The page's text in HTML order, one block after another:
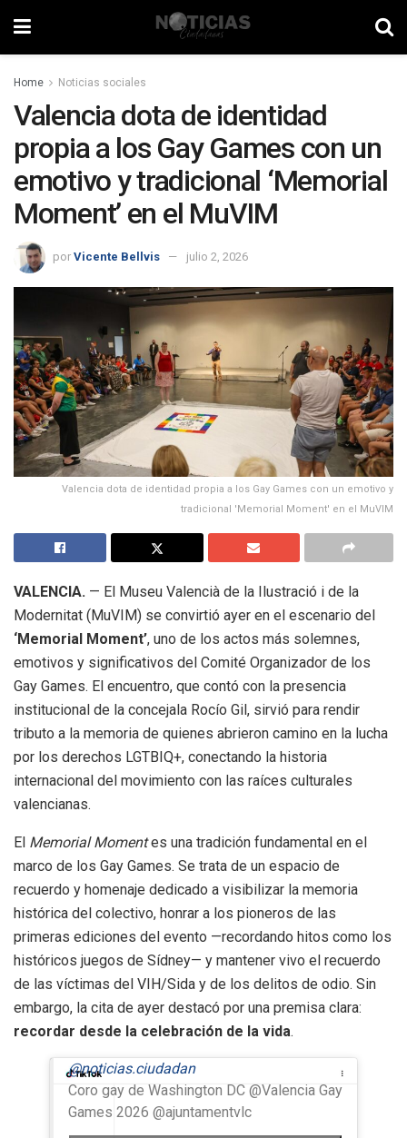
Home Noticias sociales
Valencia dota de identidad
propia a los Gay Games con un
emotivo y tradicional ‘Memorial
Moment’ en el MuVIM
por Vicente Bellvis julio 2, 2026
Valencia dota de identidad propia a los Gay Games con un emotivo y
tradicional 'Memorial Moment' en el MuVIM
VALENCIA. — El Museu Valencià de la Ilustració i de la
Modernitat (MuVIM) se convirtió ayer en el escenario del
‘Memorial Moment’, uno de los actos más solemnes,
emotivos y significativos del Comité Organizador de los
Gay Games. El encuentro, que contó con la presencia
institucional de la concejala Rocío Gil, sirvió para rendir
tributo a la memoria de quienes abrieron camino en la lucha
por los derechos LGTBIQ+, conectando la historia
internacional del movimiento con las raíces culturales
valencianas.
El Memorial Momentes una tradición fundamental en el
marco de los Gay Games. Se trata de un espacio de
recuerdo y homenaje dedicado a visibilizar la memoria
histórica del colectivo, honrar a los pioneros de las
primeras ediciones del evento —recordando hitos como los
históricos juegos de Sídney— y mantener vivo el recuerdo
de las víctimas del VIH/Sida y de los delitos de odio. Sin
embargo, la cita de ayer destacó por una premisa clara:
recordar desde la celebración de la vida.
@noticias.ciudadan
Coro gay de Washington DC @Valencia Gay
Games 2026 @ajuntamentvlc